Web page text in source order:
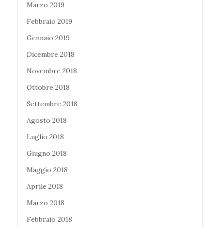
Marzo 2019
Febbraio 2019
Gennaio 2019
Dicembre 2018
Novembre 2018
Ottobre 2018
Settembre 2018
Agosto 2018
Luglio 2018
Giugno 2018
Maggio 2018
Aprile 2018
Marzo 2018
Febbraio 2018